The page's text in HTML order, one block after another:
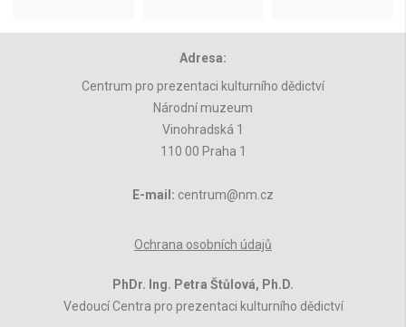
Adresa:
Centrum pro prezentaci kulturního dědictví
Národní muzeum
Vinohradská 1
110 00 Praha 1
E-mail: centrum@nm.cz
Ochrana osobních údajů
PhDr. Ing. Petra Štůlová, Ph.D.
Vedoucí Centra pro prezentaci kulturního dědictví